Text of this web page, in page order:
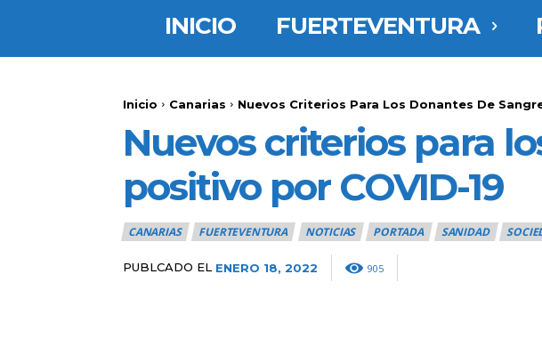
INICIO FUERTEVENTURA
Inicio Canarias Nuevos Criterios Para Los Donantes De
Nuevos criterios para
positivo por COVID-19
CANARIAS FUERTEVENTURA NOTICIAS PORTADA SANIDAD
PUBLCADO EL ENERO 18, 2022 905